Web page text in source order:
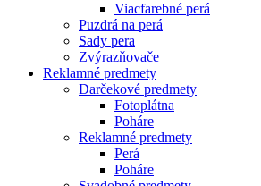
Viacfarebné perá
Puzdrá na perá
Sady pera
Zvýrazňovače
Reklamné predmety
Darčekové predmety
Fotoplátna
Poháre
Reklamné predmety
Perá
Poháre